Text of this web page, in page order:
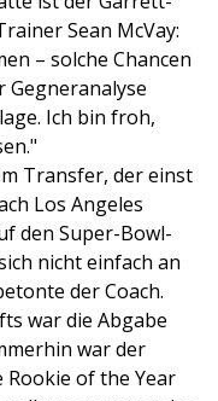
Sean McVay:
– solche Chancen
Gegneranalyse
Ich bin froh,
Transfer, der einst
Los Angeles
den Super-Bowl-
nicht einfach an
der Coach.
war die Abgabe
war der
Rookie of the Year